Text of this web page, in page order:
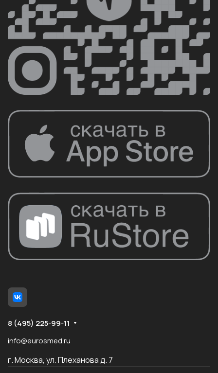
8 (495) 225-99-11
info@eurosmed.ru
г. Москва, ул. Плеханова д. 7